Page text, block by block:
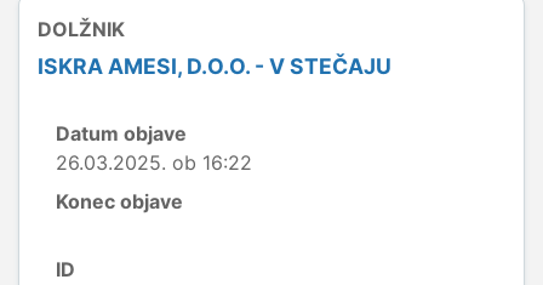
DOLŽNIK
ISKRA AMESI, D.O.O. - V STEČAJU
Datum objave
26.03.2025. ob 16:22
Konec objave
ID